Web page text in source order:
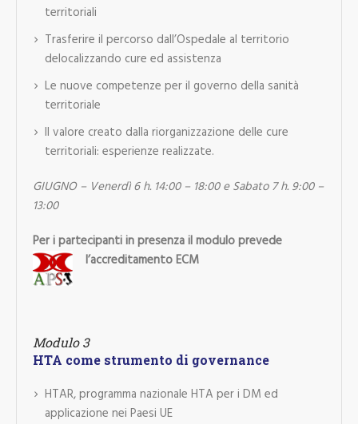
territoriali
Trasferire il percorso dall’Ospedale al territorio
delocalizzando cure ed assistenza
Le nuove competenze per il governo della sanità
territoriale
Il valore creato dalla riorganizzazione delle cure
territoriali: esperienze realizzate.
GIUGNO – Venerdì 6 h. 14:00 – 18:00 e Sabato 7 h. 9:00 –
13:00
Per i partecipanti in presenza il modulo prevede
l’accreditamento ECM
Modulo 3
HTA come strumento di governance
HTAR, programma nazionale HTA per i DM ed
applicazione nei Paesi UE